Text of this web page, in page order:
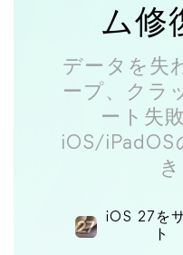
ム修
データを失
ープ、クラ
ート失
iOS/iPadOS
iOS 27を
ト